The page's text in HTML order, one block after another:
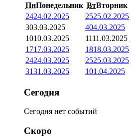
ПнПонедельник ВтВторник
2424.02.2025 2525.02.2025
303.03.2025 404.03.2025
1010.03.2025 1111.03.2025
1717.03.2025 1818.03.2025
2424.03.2025 2525.03.2025
3131.03.2025 101.04.2025
Сегодня
Сегодня нет событий
Скоро